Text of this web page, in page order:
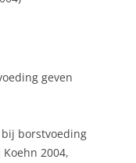
geven
borstvoeding
2004,